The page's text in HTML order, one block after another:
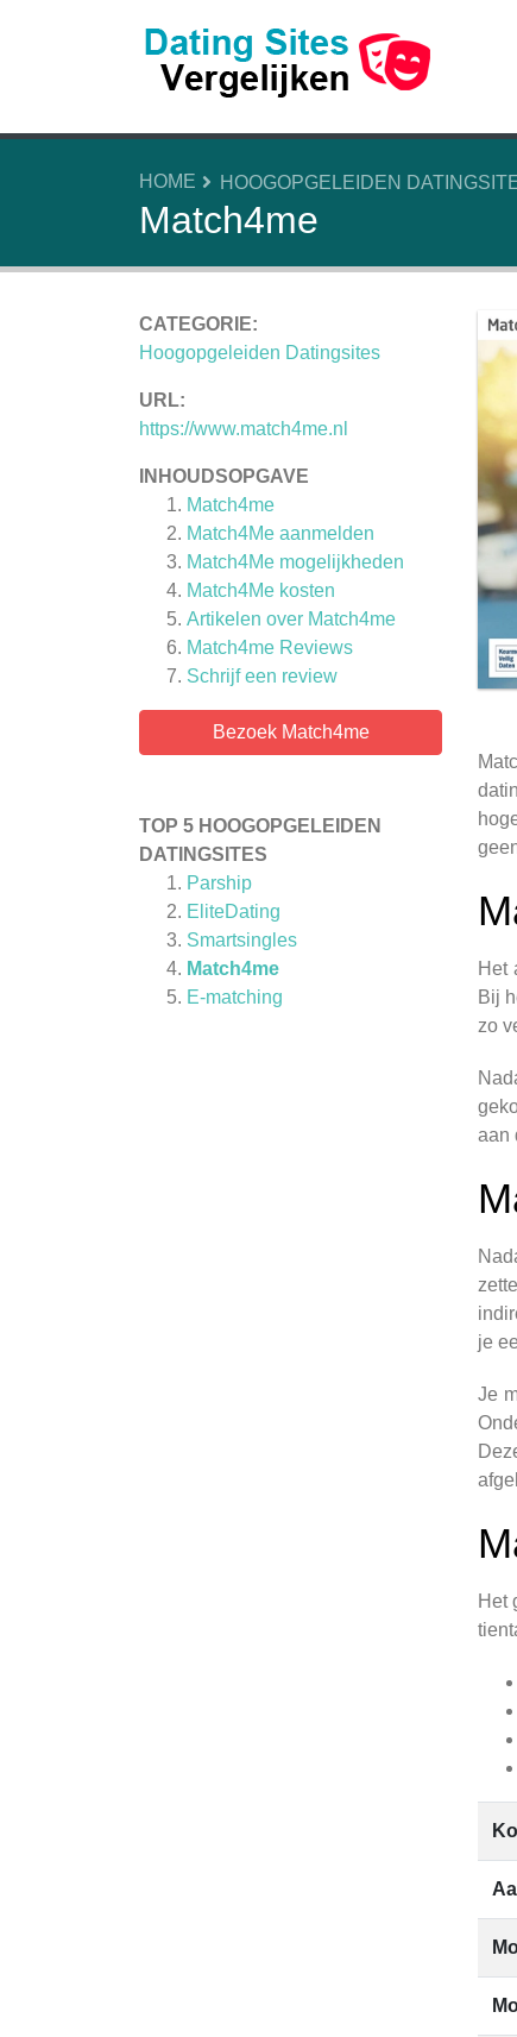
HOME HOOGOPGELEIDEN
Match4me
CATEGORIE:
Hoogopgeleiden Datingsites
URL:
https://www.match4me.nl
INHOUDSOPGAVE
Match4me
Match4Me aanmelden
Match4Me mogelijkheden
Match4Me kosten
Artikelen over Match4me
Match4me Reviews
Schrijf een review
Bezoek Match4me
TOP 5 HOOGOPGELEIDEN
DATINGSITES
Parship
EliteDating
Smartsingles
Match4me
E-matching
Het
Bij
zo
aan
je
Je
Het